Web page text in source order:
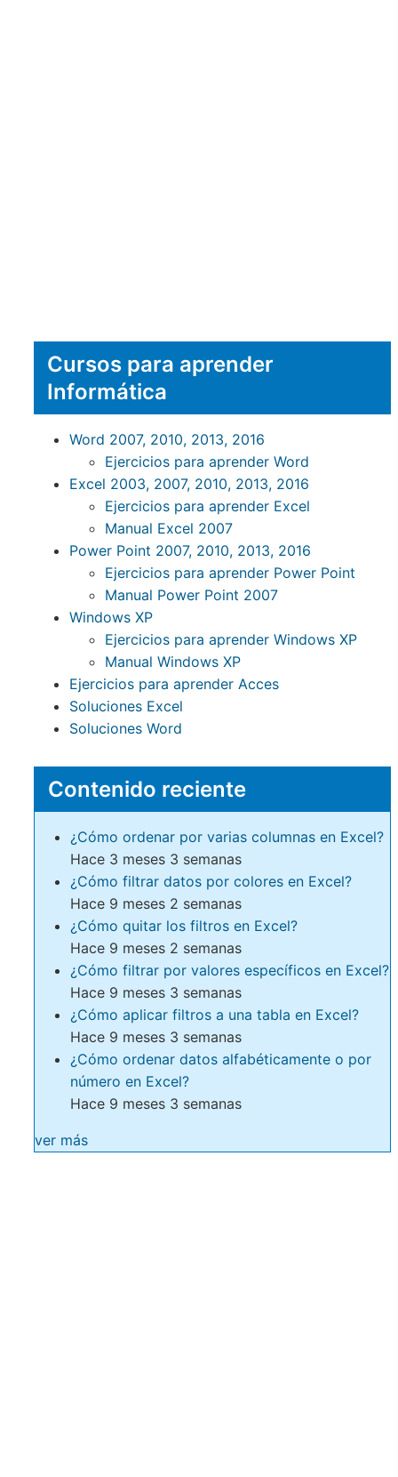
Cursos para aprender
Informática
Word 2007, 2010, 2013, 2016
Ejercicios para aprender Word
Excel 2003, 2007, 2010, 2013, 2016
Ejercicios para aprender Excel
Manual Excel 2007
Power Point 2007, 2010, 2013, 2016
Ejercicios para aprender Power Point
Manual Power Point 2007
Windows XP
Ejercicios para aprender Windows XP
Manual Windows XP
Ejercicios para aprender Acces
Soluciones Excel
Soluciones Word
Contenido reciente
¿Cómo ordenar por varias columnas en Excel?
Hace 3 meses 3 semanas
¿Cómo filtrar datos por colores en Excel?
Hace 9 meses 2 semanas
¿Cómo quitar los filtros en Excel?
Hace 9 meses 2 semanas
¿Cómo filtrar por valores específicos en Excel?
Hace 9 meses 3 semanas
¿Cómo aplicar filtros a una tabla en Excel?
Hace 9 meses 3 semanas
¿Cómo ordenar datos alfabéticamente o por
número en Excel?
Hace 9 meses 3 semanas
ver más